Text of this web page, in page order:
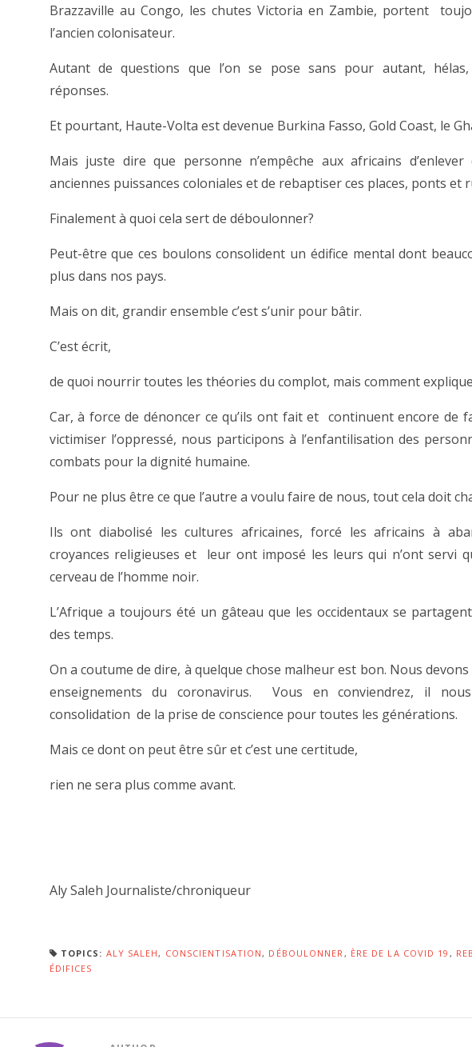
Brazzaville au Congo, les chutes Victoria en Zambie, portent
l’ancien colonisateur.
Autant de questions que l’on se pose sans pour autant,
réponses.
Et pourtant, Haute-Volta est devenue Burkina Fasso, Gold Coast, le
Mais juste dire que personne n’empêche aux africains d’enlever
anciennes puissances coloniales et de rebaptiser ces places, ponts et
Finalement à quoi cela sert de déboulonner?
Peut-être que ces boulons consolident un édifice mental dont
plus dans nos pays.
Mais on dit, grandir ensemble c’est s’unir pour bâtir.
C’est écrit,
de quoi nourrir toutes les théories du complot, mais comment
Car, à force de dénoncer ce qu’ils ont fait et continuent encore de
victimiser l’oppressé, nous participons à l’enfantilisation des
combats pour la dignité humaine.
Pour ne plus être ce que l’autre a voulu faire de nous, tout cela doit
Ils ont diabolisé les cultures africaines, forcé les africains à
croyances religieuses et leur ont imposé les leurs qui n’ont servi
cerveau de l’homme noir.
L’Afrique a toujours été un gâteau que les occidentaux se
des temps.
On a coutume de dire, à quelque chose malheur est bon. Nous
enseignements du coronavirus. Vous en conviendrez, il
consolidation de la prise de conscience pour toutes les générations.
Mais ce dont on peut être sûr et c’est une certitude,
rien ne sera plus comme avant.
Aly Saleh Journaliste/chroniqueur
TOPICS: ALY SALEH , CONSCIENTISATION , DÉBOULONNER , ÈRE DE LA COVID 19 ,
ÉDIFICES